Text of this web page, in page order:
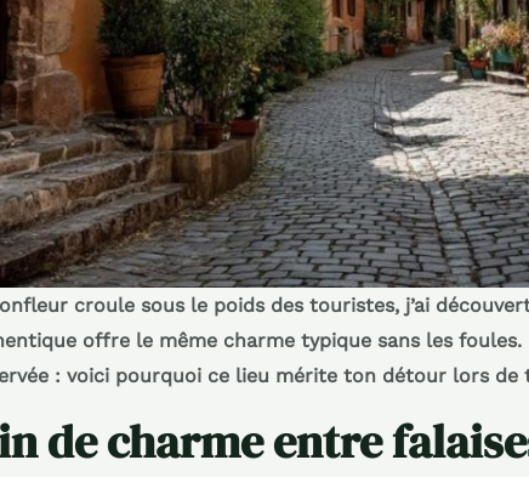
croule sous le poids des touristes, j’ai
offre le même charme typique sans les
: voici pourquoi ce lieu mérite ton détour lors de
de charme entre